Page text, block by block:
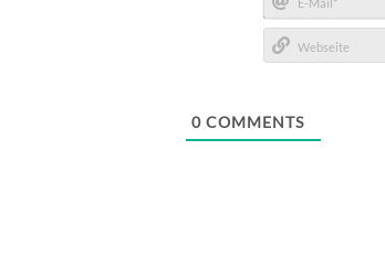
E-
Mail*
0 COMMENTS